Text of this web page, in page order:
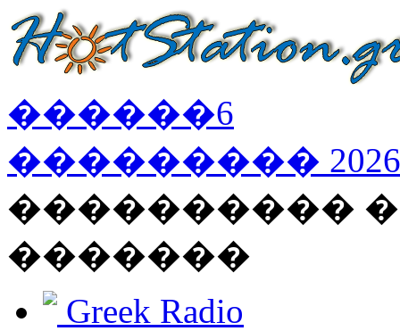
������6
��������� 2026
����������
�������
Greek Radio